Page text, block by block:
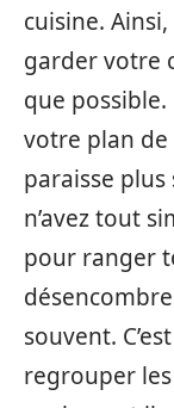
cuisine.
garder votre
que possible.
votre plan
paraisse plus
n’avez tout
pour ranger
souvent.
regrouper